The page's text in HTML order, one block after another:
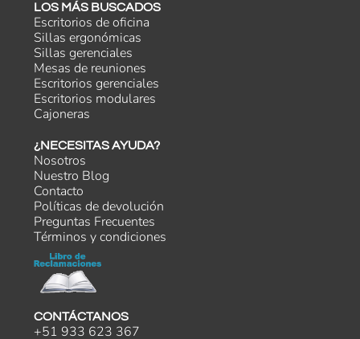
LOS MÁS BUSCADOS
Escritorios de oficina
Sillas ergonómicas
Sillas gerenciales
Mesas de reuniones
Escritorios gerenciales
Escritorios modulares
Cajoneras
¿NECESITAS AYUDA?
Nosotros
Nuestro Blog
Contacto
Políticas de devolución
Preguntas Frecuentes
Términos y condiciones
CONTÁCTANOS
+51 933 623 367